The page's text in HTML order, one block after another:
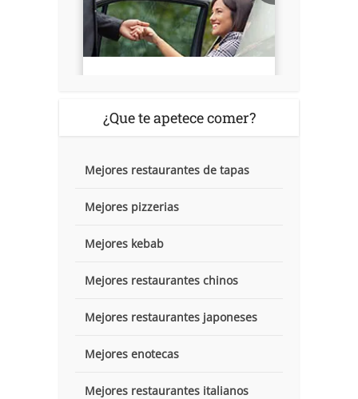
¿Que te apetece comer?
Mejores restaurantes de tapas
Mejores pizzerias
Mejores kebab
Mejores restaurantes chinos
Mejores restaurantes japoneses
Mejores enotecas
Mejores restaurantes italianos